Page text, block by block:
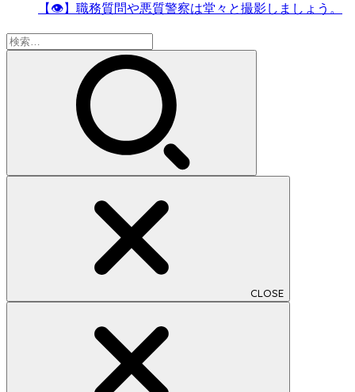
【👁】職務質問や悪質警察は堂々と撮影しましょう。
検
索:
CLOSE